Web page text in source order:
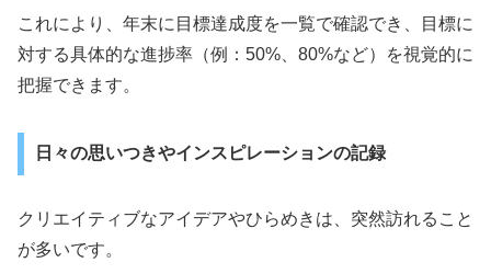
これにより、年末に目標達成度を一覧で確認でき、目標に
対する具体的な進捗率（例：50%、80%など）を視覚的に
把握できます。
日々の思いつきやインスピレーションの記録
クリエイティブなアイデアやひらめきは、突然訪れること
が多いです。